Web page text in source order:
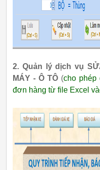
2. Quản lý dịch vụ
MÁY - Ô TÔ (cho phép
đơn hàng từ file Excel